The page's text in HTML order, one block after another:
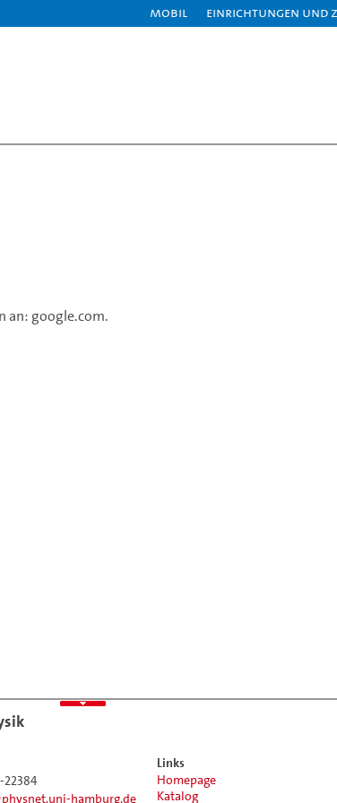
Mobil Einrichtungen und
Links
22384
physnet.uni-hamburg.de
Homepage
Katalog